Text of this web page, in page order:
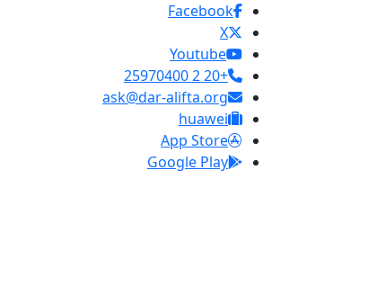
Facebook
X
Youtube
+20 2 25970400
ask@dar-alifta.org
huawei
App Store
Google Play